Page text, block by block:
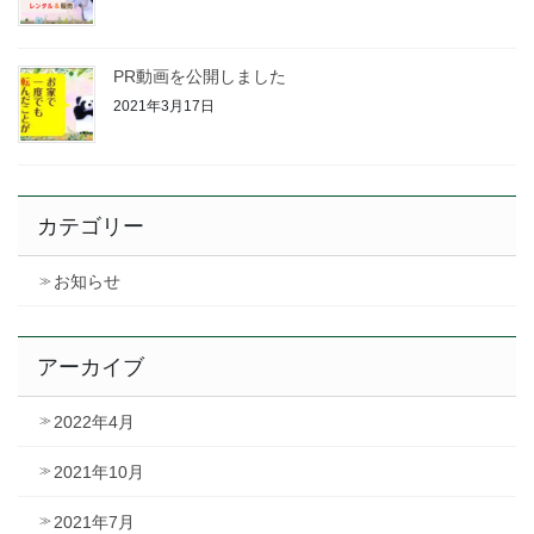
PR動画を公開しました
2021年3月17日
カテゴリー
お知らせ
アーカイブ
2022年4月
2021年10月
2021年7月